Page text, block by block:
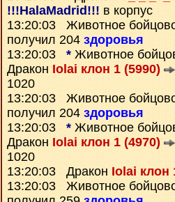
!!!HalaMadrid!!! в корпус
13:20:03 Животное
получил 204 здоровья
13:20:03 * Животное
Дракон Iolai клон 1 (5990)
1020
13:20:03 Животное
получил 204 здоровья
13:20:03 * Животное
Дракон Iolai клон 1 (4970)
1020
13:20:03 Дракон Iolai клон
13:20:03 Животное